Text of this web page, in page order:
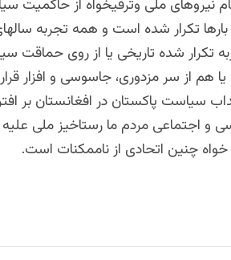
نیروهای ملی وترقیخواه از حاکمیت
بارها تکرار شده است و همه تجربه
تکرار شده تاریخی یا از روی حماقت
هم از سر مزدوری، جاسوسی و افزار
سیاست پاکستان در افغانستان بر
و اجتماعی مردم ما رستاخیز ملی
چنین اتحادی از ناممکنات است.